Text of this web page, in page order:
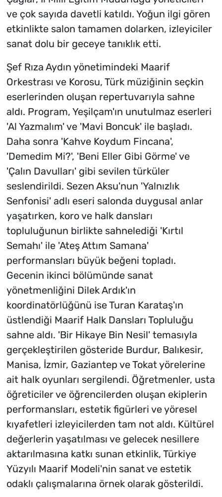
ve çok sayıda davetli katıldı. Yoğun ilgi gören
etkinlikte salon tamamen dolarken, izleyiciler
sanat dolu bir geceye tanıklık etti.
Şef Rıza Aydın yönetimindeki Maarif
Orkestrası ve Korosu, Türk müziğinin seçkin
eserlerinden oluşan repertuvarıyla sahne
aldı. Program, Yeşilçam'ın unutulmaz eserleri
'Al Yazmalım' ve 'Mavi Boncuk' ile başladı.
Daha sonra 'Kahve Koydum Fincana',
'Demedim Mi?', 'Beni Eller Gibi Görme' ve
'Çalın Davulları' gibi sevilen türküler
seslendirildi. Sezen Aksu'nun 'Yalnızlık
Senfonisi' adlı eseri salonda duygusal anlar
yaşatırken, koro ve halk dansları
topluluğunun birlikte sahnelediği 'Kırtıl
Semahı' ile 'Ateş Attım Samana'
performansları büyük beğeni topladı.
Gecenin ikinci bölümünde sanat
yönetmenliğini Dilek Ardık'ın
koordinatörlüğünü ise Turan Karataş'ın
üstlendiği Maarif Halk Dansları Topluluğu
sahne aldı. 'Bir Hikaye Bin Nesil' temasıyla
gerçekleştirilen gösteride Burdur, Balıkesir,
Manisa, İzmir, Gaziantep ve Tokat yörelerine
ait halk oyunları sergilendi. Öğretmenler, usta
öğreticiler ve öğrencilerden oluşan ekiplerin
performansları, estetik figürleri ve yöresel
kıyafetleri izleyicilerden tam not aldı. Kültürel
değerlerin yaşatılması ve gelecek nesillere
aktarılmasına katkı sunan etkinlik, Türkiye
Yüzyılı Maarif Modeli'nin sanat ve estetik
odaklı çalışmalarına örnek olarak gösterildi.